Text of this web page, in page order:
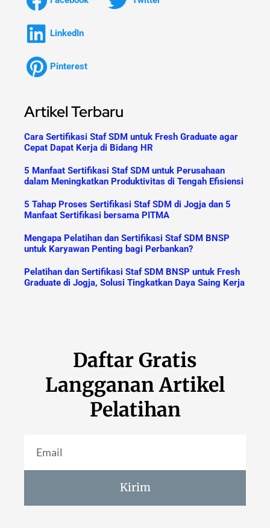
LinkedIn
Pinterest
Artikel Terbaru
Cara Sertifikasi Staf SDM untuk Fresh Graduate agar
Cepat Dapat Kerja di Bidang HR
5 Manfaat Sertifikasi Staf SDM untuk Perusahaan
dalam Meningkatkan Produktivitas di Tengah Efisiensi
5 Tahap Proses Sertifikasi Staf SDM di Jogja dan 5
Manfaat Sertifikasi bersama PITMA
Mengapa Pelatihan dan Sertifikasi Staf SDM BNSP
untuk Karyawan Penting bagi Perbankan?
Pelatihan dan Sertifikasi Staf SDM BNSP untuk Fresh
Graduate di Jogja, Solusi Tingkatkan Daya Saing Kerja
Daftar Gratis
Langganan Artikel
Pelatihan
Kirim